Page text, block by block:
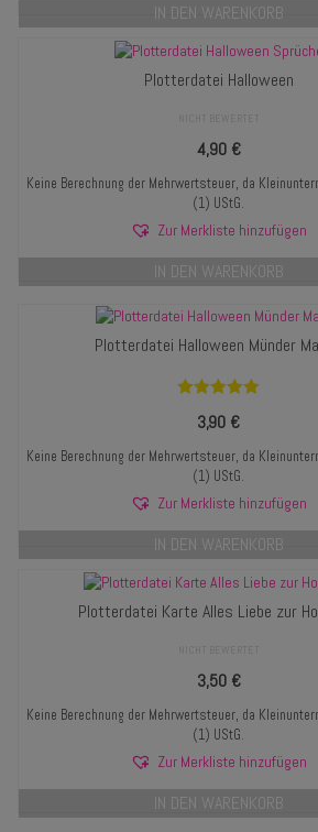
IN DEN WARENKORB
Plotterdatei Halloween
4,90 €
Keine Berechnung der Mehrwertsteuer, da
(1) UStG.
Zur Merkliste hinzufügen
IN DEN WARENKORB
Plotterdatei Halloween Münder
5.00von 5
3,90 €
Keine Berechnung der Mehrwertsteuer, da
(1) UStG.
Zur Merkliste hinzufügen
IN DEN WARENKORB
Plotterdatei Karte Alles Liebe zur
3,50 €
Keine Berechnung der Mehrwertsteuer, da
(1) UStG.
Zur Merkliste hinzufügen
IN DEN WARENKORB